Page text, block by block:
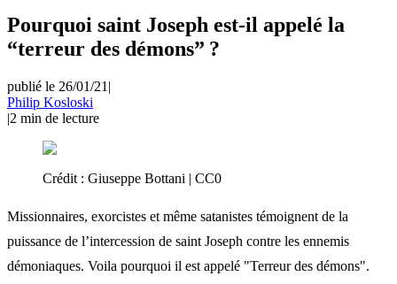
Pourquoi saint Joseph est-il appelé la
“terreur des démons” ?
publié le 26/01/21 |
Philip Kosloski
|2 min de lecture
Crédit : Giuseppe Bottani | CC0
Missionnaires, exorcistes et même satanistes témoignent de la
puissance de l’intercession de saint Joseph contre les ennemis
démoniaques. Voila pourquoi il est appelé "Terreur des démons".